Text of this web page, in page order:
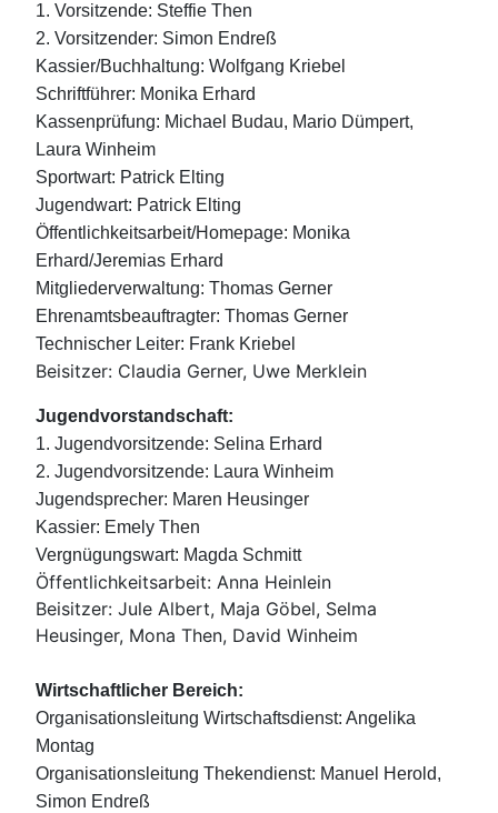
1. Vorsitzende: Steffie Then
2. Vorsitzender: Simon Endreß
Kassier/Buchhaltung: Wolfgang Kriebel
Schriftführer: Monika Erhard
Kassenprüfung: Michael Budau, Mario Dümpert,
Laura Winheim
Sportwart: Patrick Elting
Jugendwart: Patrick Elting
Öffentlichkeitsarbeit/Homepage: Monika
Erhard/Jeremias Erhard
Mitgliederverwaltung: Thomas Gerner
Ehrenamtsbeauftragter: Thomas Gerner
Technischer Leiter: Frank Kriebel
Beisitzer: Claudia Gerner, Uwe Merklein
Jugendvorstandschaft:
1. Jugendvorsitzende: Selina Erhard
2. Jugendvorsitzende: Laura Winheim
Jugendsprecher: Maren Heusinger
Kassier: Emely Then
Vergnügungswart: Magda Schmitt
Öffentlichkeitsarbeit: Anna Heinlein
Beisitzer: Jule Albert, Maja Göbel, Selma
Heusinger, Mona Then, David Winheim
Wirtschaftlicher Bereich:
Organisationsleitung Wirtschaftsdienst: Angelika
Montag
Organisationsleitung Thekendienst: Manuel Herold,
Simon Endreß